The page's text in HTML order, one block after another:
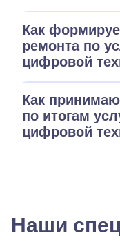
Как
ремонта по
цифровой
Как
по итогам
цифровой
Наши